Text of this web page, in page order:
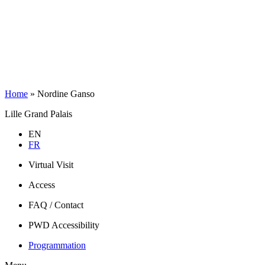
Home » Nordine Ganso
Lille Grand Palais
EN
FR
Virtual Visit
Access
FAQ / Contact
PWD Accessibility
Programmation